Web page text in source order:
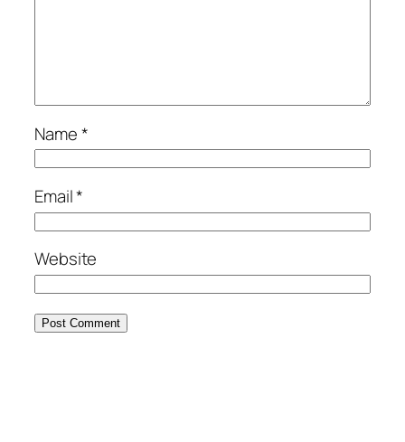
Name*
Email*
Website